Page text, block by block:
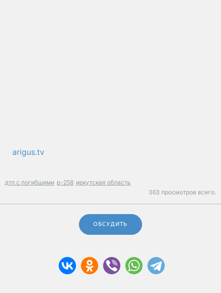
arigus.tv
дтп с погибшими р-258 иркутская область
363 просмотров всего.
ОБСУДИТЬ